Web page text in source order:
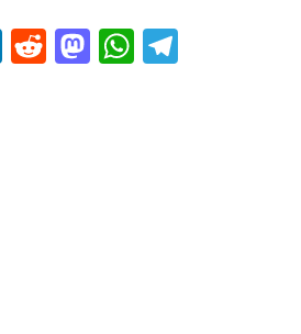
LinkedIn
Reddit
Mastodon